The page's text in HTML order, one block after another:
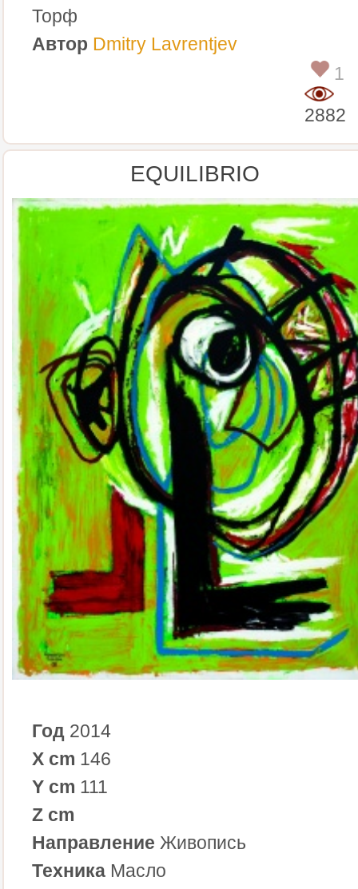
Торф
Автор Dmitry Lavrentjev
1
2882
EQUILIBRIO
Год 2014
X cm 146
Y cm 111
Z cm
Направление Живопись
Техника Масло